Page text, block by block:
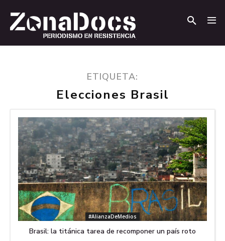
ETIQUETA:
Elecciones Brasil
#AlianzaDeMedios
Brasil: la titánica tarea de recomponer un país roto